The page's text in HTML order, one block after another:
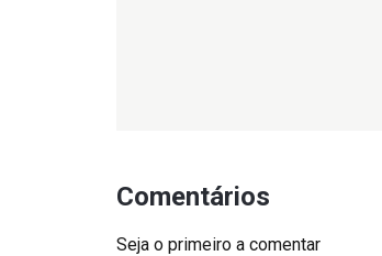
Comentários
Seja o primeiro a comentar